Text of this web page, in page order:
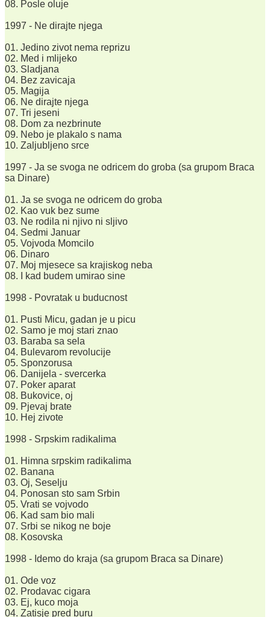
08. Posle oluje
1997 - Ne dirajte njega
01. Jedino zivot nema reprizu
02. Med i mlijeko
03. Sladjana
04. Bez zavicaja
05. Magija
06. Ne dirajte njega
07. Tri jeseni
08. Dom za nezbrinute
09. Nebo je plakalo s nama
10. Zaljubljeno srce
1997 - Ja se svoga ne odricem do groba (sa grupom Braca
sa Dinare)
01. Ja se svoga ne odricem do groba
02. Kao vuk bez sume
03. Ne rodila ni njivo ni sljivo
04. Sedmi Januar
05. Vojvoda Momcilo
06. Dinaro
07. Moj mjesece sa krajiskog neba
08. I kad budem umirao sine
1998 - Povratak u buducnost
01. Pusti Micu, gadan je u picu
02. Samo je moj stari znao
03. Baraba sa sela
04. Bulevarom revolucije
05. Sponzorusa
06. Danijela - svercerka
07. Poker aparat
08. Bukovice, oj
09. Pjevaj brate
10. Hej zivote
1998 - Srpskim radikalima
01. Himna srpskim radikalima
02. Banana
03. Oj, Seselju
04. Ponosan sto sam Srbin
05. Vrati se vojvodo
06. Kad sam bio mali
07. Srbi se nikog ne boje
08. Kosovska
1998 - Idemo do kraja (sa grupom Braca sa Dinare)
01. Ode voz
02. Prodavac cigara
03. Ej, kuco moja
04. Zatisje pred buru